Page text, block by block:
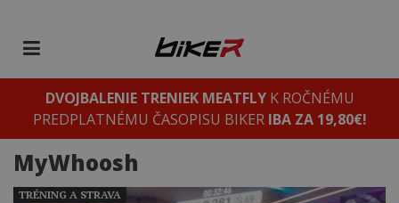
DVOJBALENIE TRENIEK MEATFLYK ROČNÉMU
PREDPLATNÉMU ČASOPISU BIKER IBA ZA 19,80€!
MyWhoosh
TRÉNING A STRAVA